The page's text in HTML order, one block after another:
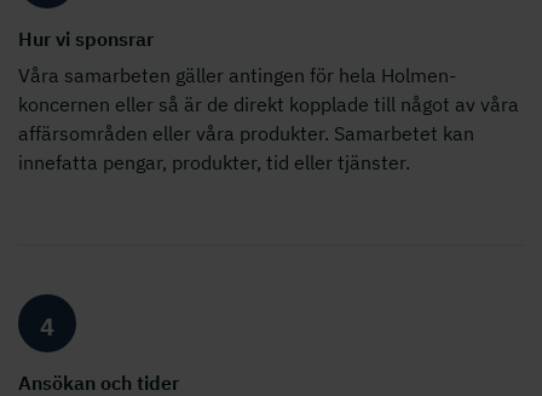
Hur vi sponsrar
Våra samarbeten gäller antingen för hela Holmen-
koncernen eller så är de direkt kopplade till något av våra
affärsområden eller våra produkter. Samarbetet kan
innefatta pengar, produkter, tid eller tjänster.
4
Ansökan och tider